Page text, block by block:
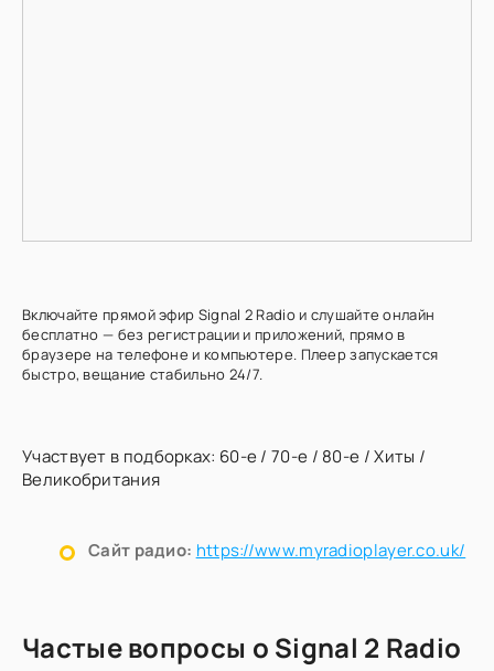
Включайте прямой эфир Signal 2 Radio и слушайте онлайн
бесплатно — без регистрации и приложений, прямо в
браузере на телефоне и компьютере. Плеер запускается
быстро, вещание стабильно 24/7.
Участвует в подборках: 60-е/70-е / 80-е /Хиты /
Великобритания
Сайт радио: https://www.myradioplayer.co.uk/
Частые вопросы о Signal 2 Radio